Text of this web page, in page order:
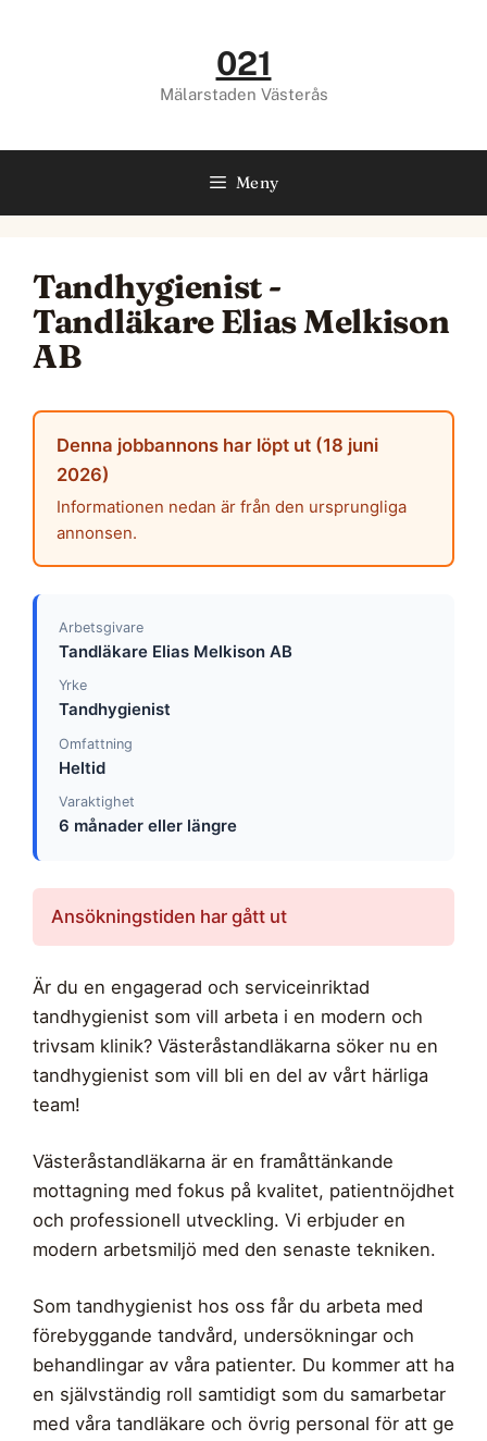
021
Mälarstaden Västerås
Meny
Tandhygienist -
Tandläkare Elias Melkison
AB
Denna jobbannons har löpt ut (18 juni
2026)
Informationen nedan är från den ursprungliga
annonsen.
Arbetsgivare
Tandläkare Elias Melkison AB
Yrke
Tandhygienist
Omfattning
Heltid
Varaktighet
6 månader eller längre
Ansökningstiden har gått ut
Är du en engagerad och serviceinriktad
tandhygienist som vill arbeta i en modern och
trivsam klinik? Västeråstandläkarna söker nu en
tandhygienist som vill bli en del av vårt härliga
team!
Västeråstandläkarna är en framåttänkande
mottagning med fokus på kvalitet, patientnöjdhet
och professionell utveckling. Vi erbjuder en
modern arbetsmiljö med den senaste tekniken.
Som tandhygienist hos oss får du arbeta med
förebyggande tandvård, undersökningar och
behandlingar av våra patienter. Du kommer att ha
en självständig roll samtidigt som du samarbetar
med våra tandläkare och övrig personal för att ge